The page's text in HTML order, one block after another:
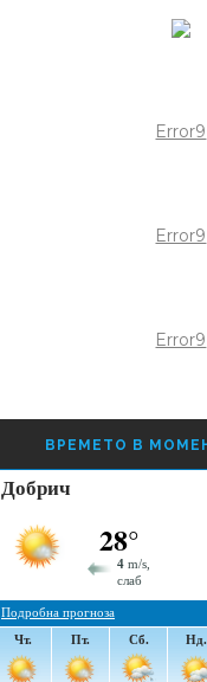
Error9
Error9
Error9
ВРЕМЕТО В